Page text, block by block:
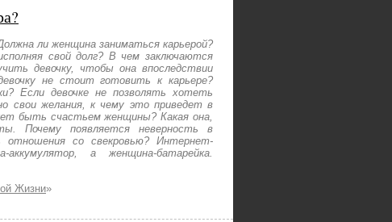
ли женщина заниматься карьерой?
свой долг? В чем заключаются
девочку, чтобы она впоследствии
не стоит готовить к карьере?
Если девочке не позволять хотеть
свои желания, к чему это приведет в
быть счастьем женщины? Какая она,
Почему появляется неверность в
отношения со свекровью? Интернет-
а женщина-батарейка.
Жизни»